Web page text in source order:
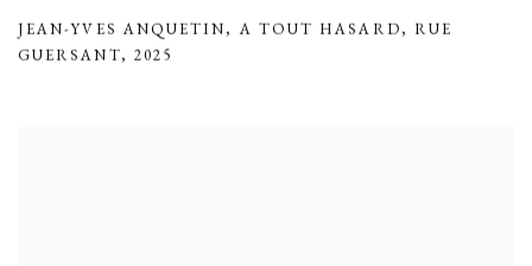
JEAN-YVES ANQUETIN, A TOUT HASARD, RUE
GUERSANT, 2025